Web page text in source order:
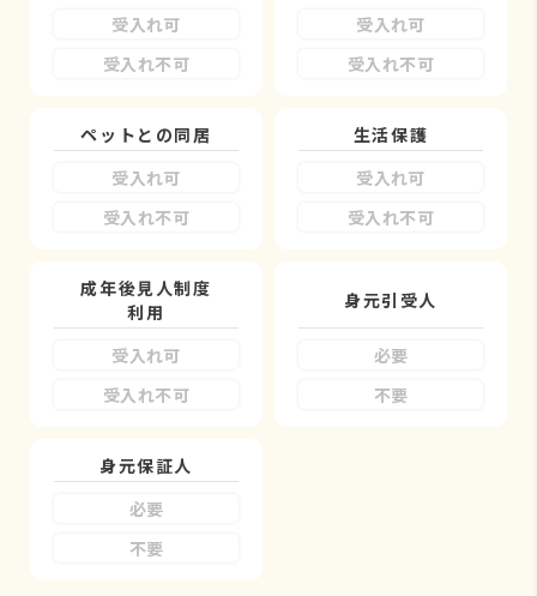
受入れ可
受入れ不可
受入れ可
受入れ不可
ペットとの同居
受入れ可
受入れ不可
生活保護
受入れ可
受入れ不可
成年後見人制度
利用
受入れ可
受入れ不可
身元引受人
必要
不要
身元保証人
必要
不要